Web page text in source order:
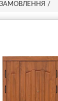
ЗАМОВЛЕННЯ